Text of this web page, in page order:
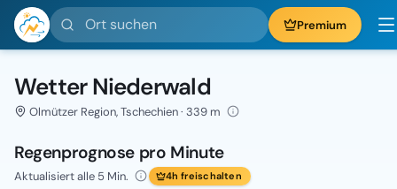
Ort suchen Premium
Wetter Niederwald
Olmützer Region, Tschechien · 339 m
Regenprognose pro Minute
Aktualisiert alle 5 Min. 4h freischalten